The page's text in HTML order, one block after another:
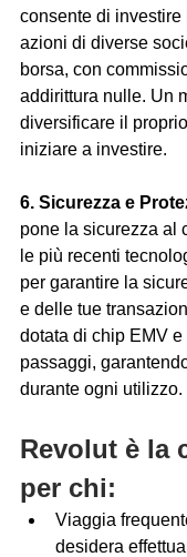
consente di investire
azioni di diverse
borsa, con
addirittura nulle. Un
diversificare il
iniziare a investire.
6. Sicurezza e
pone la sicurezza al
le più recenti
per garantire la
e delle tue
dotata di chip EMV
passaggi,
durante ogni utilizzo.
Revolut è la
per chi:
Viaggia
desidera